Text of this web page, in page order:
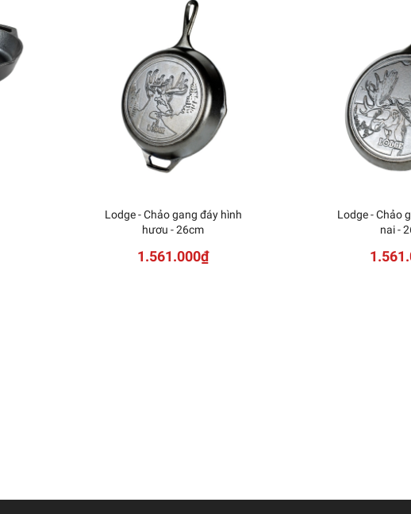
Lodge - Chảo gang đáy hình
hươu - 26cm
1.561.000₫
Lodge - Chảo
nai -